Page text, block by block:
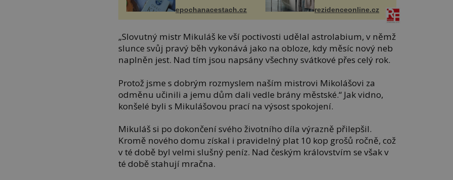
epochanacestach.cz rezidenceonline.cz
„Slovutný mistr Mikuláš ke vší poctivosti udělal astrolabium, v němž
slunce svůj pravý běh vykonává jako na obloze, kdy měsíc nový neb
naplněn jest. Nad tím jsou napsány všechny svátkové přes celý rok.
Protož jsme s dobrým rozmyslem naším mistrovi Mikolášovi za
odměnu učinili a jemu dům dali vedle brány městské.“ Jak vidno,
konšelé byli s Mikulášovou prací na výsost spokojení.
Mikuláš si po dokončení svého životního díla výrazně přilepšil.
Kromě nového domu získal i pravidelný plat 10 kop grošů ročně, což
v té době byl velmi slušný peníz. Nad českým královstvím se však v
té době stahují mračna.